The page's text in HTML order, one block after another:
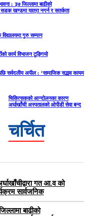
: ३७ जिल्लामा बाढीको
खण्डमा यात्रा नगर्न र सतर्कता
गुरु सम्मान
कार्य विभाजन टुङ्गियो
सर्वदलीय अपील : ‘सामाजिक सद्भाव कायम
चिकित्सकको आन्दोलनका कारण
अर्घाखाँची अस्पतालको ओपीडी सेवा बन्द
चर्चित
गत आ.व को
सार्वजनिक
बाढीको